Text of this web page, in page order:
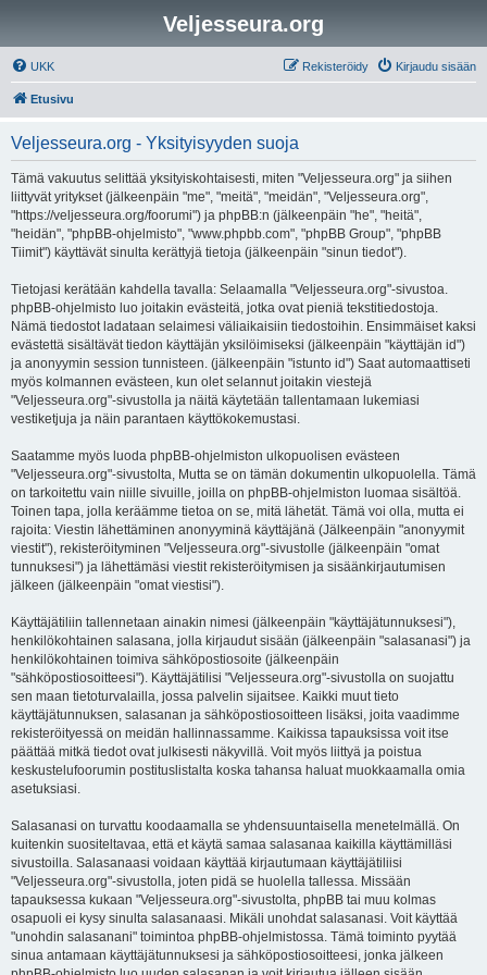
Veljesseura.org
UKK Kirjaudu sisään
Rekisteröidy
Etusivu
Veljesseura.org - Yksityisyyden suoja
Tämä vakuutus selittää yksityiskohtaisesti, miten "Veljesseura.org" ja siihen
liittyvät yritykset (jälkeenpäin "me", "meitä", "meidän", "Veljesseura.org",
"https://veljesseura.org/foorumi") ja phpBB:n (jälkeenpäin "he", "heitä",
"heidän", "phpBB-ohjelmisto", "www.phpbb.com", "phpBB Group", "phpBB
Tiimit") käyttävät sinulta kerättyjä tietoja (jälkeenpäin "sinun tiedot").
Tietojasi kerätään kahdella tavalla: Selaamalla "Veljesseura.org"-sivustoa.
phpBB-ohjelmisto luo joitakin evästeitä, jotka ovat pieniä tekstitiedostoja.
Nämä tiedostot ladataan selaimesi väliaikaisiin tiedostoihin. Ensimmäiset kaksi
evästettä sisältävät tiedon käyttäjän yksilöimiseksi (jälkeenpäin "käyttäjän id")
ja anonyymin session tunnisteen. (jälkeenpäin "istunto id") Saat automaattiseti
myös kolmannen evästeen, kun olet selannut joitakin viestejä
"Veljesseura.org"-sivustolla ja näitä käytetään tallentamaan lukemiasi
vestiketjuja ja näin parantaen käyttökokemustasi.
Saatamme myös luoda phpBB-ohjelmiston ulkopuolisen evästeen
"Veljesseura.org"-sivustolta, Mutta se on tämän dokumentin ulkopuolella. Tämä
on tarkoitettu vain niille sivuille, joilla on phpBB-ohjelmiston luomaa sisältöä.
Toinen tapa, jolla keräämme tietoa on se, mitä lähetät. Tämä voi olla, mutta ei
rajoita: Viestin lähettäminen anonyyminä käyttäjänä (Jälkeenpäin "anonyymit
viestit"), rekisteröityminen "Veljesseura.org"-sivustolle (jälkeenpäin "omat
tunnuksesi") ja lähettämäsi viestit rekisteröitymisen ja sisäänkirjautumisen
jälkeen (jälkeenpäin "omat viestisi").
Käyttäjätiliin tallennetaan ainakin nimesi (jälkeenpäin "käyttäjätunnuksesi"),
henkilökohtainen salasana, jolla kirjaudut sisään (jälkeenpäin "salasanasi") ja
henkilökohtainen toimiva sähköpostiosoite (jälkeenpäin
"sähköpostiosoitteesi"). Käyttäjätilisi "Veljesseura.org"-sivustolla on suojattu
sen maan tietoturvalailla, jossa palvelin sijaitsee. Kaikki muut tieto
käyttäjätunnuksen, salasanan ja sähköpostiosoitteen lisäksi, joita vaadimme
rekisteröityessä on meidän hallinnassamme. Kaikissa tapauksissa voit itse
päättää mitkä tiedot ovat julkisesti näkyvillä. Voit myös liittyä ja poistua
keskustelufoorumin postituslistalta koska tahansa haluat muokkaamalla omia
asetuksiasi.
Salasanasi on turvattu koodaamalla se yhdensuuntaisella menetelmällä. On
kuitenkin suositeltavaa, että et käytä samaa salasanaa kaikilla käyttämilläsi
sivustoilla. Salasanaasi voidaan käyttää kirjautumaan käyttäjätiliisi
"Veljesseura.org"-sivustolla, joten pidä se huolella tallessa. Missään
tapauksessa kukaan "Veljesseura.org"-sivustolta, phpBB tai muu kolmas
osapuoli ei kysy sinulta salasanaasi. Mikäli unohdat salasanasi. Voit käyttää
"unohdin salasanani" toimintoa phpBB-ohjelmistossa. Tämä toiminto pyytää
sinua antamaan käyttäjätunnuksesi ja sähköpostiosoitteesi, jonka jälkeen